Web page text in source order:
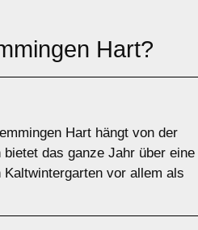
Hart?
Hart hängt von der
das ganze Jahr über eine
vor allem als